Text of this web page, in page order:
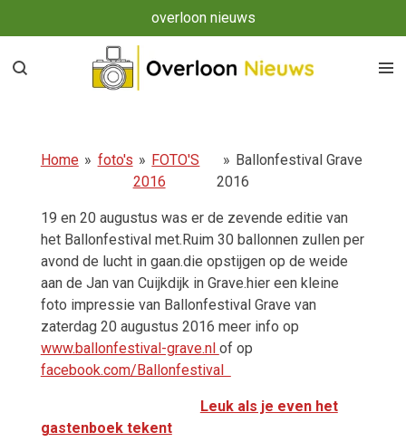
direct
naar
overloon nieuws
Home » foto's » FOTO'S
2016
» Ballonfestival Grave
2016
19 en 20 augustus was er de zevende editie van
het Ballonfestival met.Ruim 30 ballonnen zullen per
avond de lucht in gaan.die opstijgen op de weide
aan de Jan van Cuijkdijk in Grave.hier een kleine
foto impressie van Ballonfestival Grave van
zaterdag 20 augustus 2016 meer info op
www.ballonfestival-grave.nl of op
facebook.com/Ballonfestival
Leuk als je even het
gastenboek tekent